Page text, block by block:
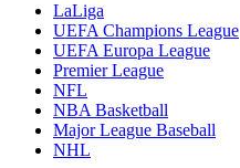
LaLiga
UEFA Champions League
UEFA Europa League
Premier League
NFL
NBA Basketball
Major League Baseball
NHL